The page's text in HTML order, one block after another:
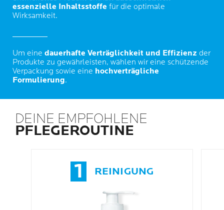
essenzielle Inhaltsstoffe für die optimale
Wirksamkeit.
Um eine dauerhafte Verträglichkeit und Effizienz der
Produkte zu gewährleisten, wählen wir eine schützende
Verpackung sowie eine hochverträgliche
Formulierung.
DEINE EMPFOHLENE
PFLEGEROUTINE
1 REINIGUNG